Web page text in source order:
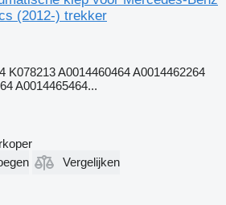
(2012-) trekker
K078213 A0014460464 A0014462264
A0014465464...
Vergelijken